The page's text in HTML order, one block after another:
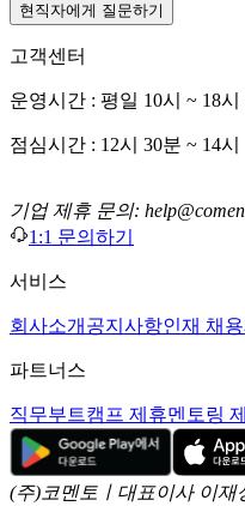
현직자에게 질문하기
고객센터
운영시간 : 평일 10시 ~ 18
점심시간 : 12시 30분 ~ 14시
기업 제휴 문의:
1:1 문의하기
서비스
회사소개 공지사항인재 채용
파트너스
직무부트캠프 제휴멘토링
(주)코멘토ㅣ대표이사 이재